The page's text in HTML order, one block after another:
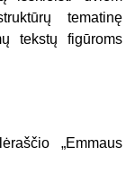
tematinę
tekstų figūroms
„Emmaus